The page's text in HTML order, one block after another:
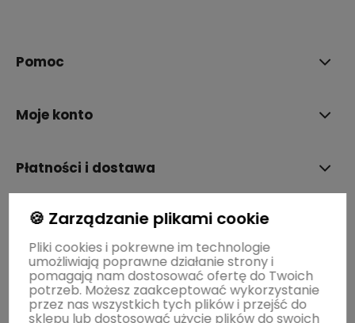
Pomoc
Moje konto
Płatności i dostawa
Informacje
O nas
🍪 Zarządzanie plikami cookie
Pliki cookies i pokrewne im technologie
umożliwiają poprawne działanie strony i
pomagają nam dostosować ofertę do Twoich
potrzeb. Możesz zaakceptować wykorzystanie
przez nas wszystkich tych plików i przejść do
sklepu lub dostosować użycie plików do swoich